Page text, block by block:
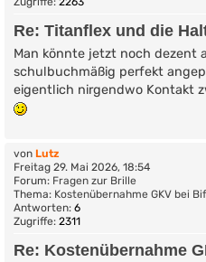
Re: Titanflex und die
Man könnte jetzt noch dezent
schulbuchmäßig perfekt
eigentlich nirgendwo Kontakt
von Lutz
Freitag 29. Mai 2026, 18:54
Forum: Fragen zur Brille
Thema: Kostenübernahme GKV bei
Antworten: 6
Zugriffe: 2311
Re: Kostenübernahme